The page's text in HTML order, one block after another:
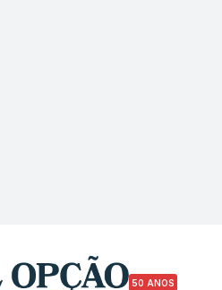
50 ANOS